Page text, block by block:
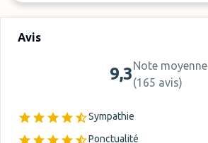
Avis
9,3Note moyenne
(165 avis)
Sympathie
Ponctualité